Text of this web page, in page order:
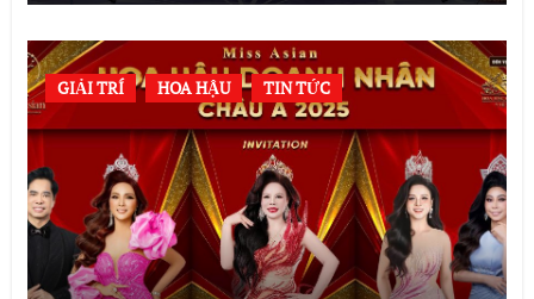
GIẢI TRÍ HOA HẬU TIN TỨC